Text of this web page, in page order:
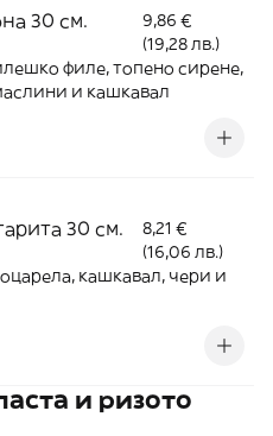
30 см.
9,86 €
(19,28 лв.)
филе, топено сирене,
и кашкавал
30 см.
8,21 €
(16,06 лв.)
кашкавал, чери и
и ризото